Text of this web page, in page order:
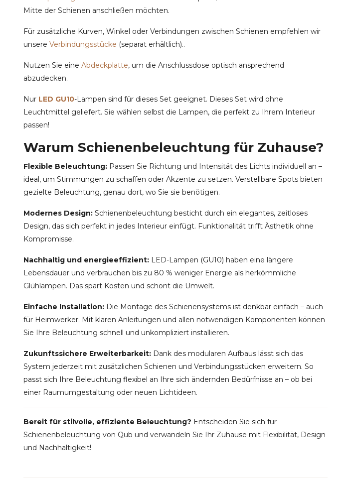
Mitte der Schienen anschließen möchten.
Für zusätzliche Kurven, Winkel oder Verbindungen zwischen Schienen empfehlen wir
unsere Verbindungsstücke (separat erhältlich)..
Nutzen Sie eine Abdeckplatte, um die Anschlussdose optisch ansprechend
abzudecken.
Nur LED GU10-Lampen sind für dieses Set geeignet. Dieses Set wird ohne
Leuchtmittel geliefert. Sie wählen selbst die Lampen, die perfekt zu Ihrem Interieur
passen!
Warum Schienenbeleuchtung für Zuhause?
Flexible Beleuchtung: Passen Sie Richtung und Intensität des Lichts individuell an –
ideal, um Stimmungen zu schaffen oder Akzente zu setzen. Verstellbare Spots bieten
gezielte Beleuchtung, genau dort, wo Sie sie benötigen.
Modernes Design: Schienenbeleuchtung besticht durch ein elegantes, zeitloses
Design, das sich perfekt in jedes Interieur einfügt. Funktionalität trifft Ästhetik ohne
Kompromisse.
Nachhaltig und energieeffizient: LED-Lampen (GU10) haben eine längere
Lebensdauer und verbrauchen bis zu 80 % weniger Energie als herkömmliche
Glühlampen. Das spart Kosten und schont die Umwelt.
Einfache Installation: Die Montage des Schienensystems ist denkbar einfach – auch
für Heimwerker. Mit klaren Anleitungen und allen notwendigen Komponenten können
Sie Ihre Beleuchtung schnell und unkompliziert installieren.
Zukunftssichere Erweiterbarkeit: Dank des modularen Aufbaus lässt sich das
System jederzeit mit zusätzlichen Schienen und Verbindungsstücken erweitern. So
passt sich Ihre Beleuchtung flexibel an Ihre sich ändernden Bedürfnisse an – ob bei
einer Raumumgestaltung oder neuen Lichtideen.
Bereit für stilvolle, effiziente Beleuchtung? Entscheiden Sie sich für
Schienenbeleuchtung von Qub und verwandeln Sie Ihr Zuhause mit Flexibilität, Design
und Nachhaltigkeit!